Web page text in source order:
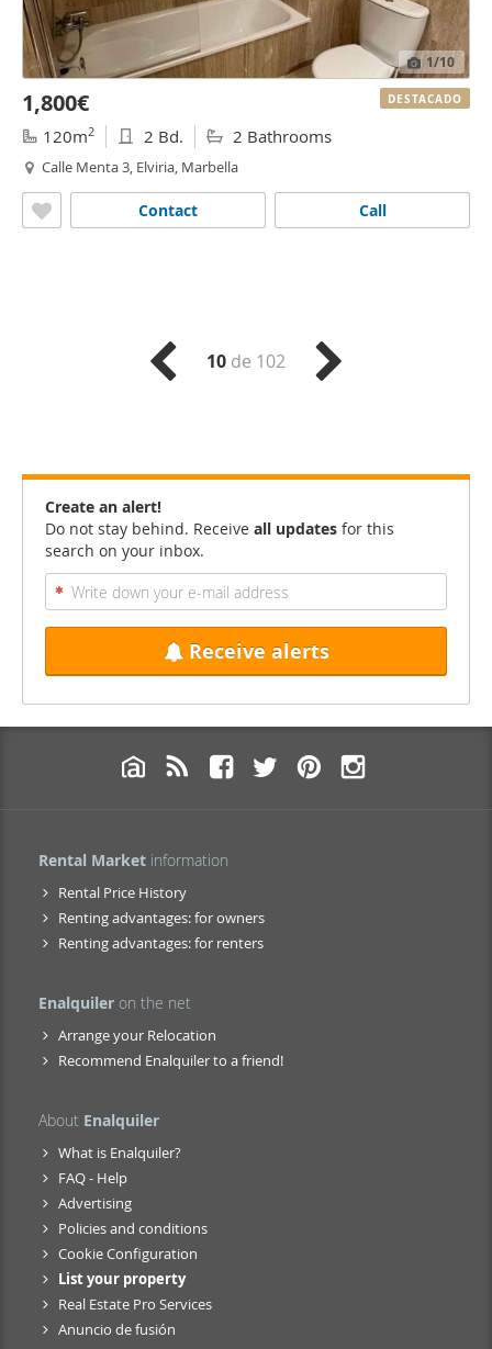
1/10
1,800€
120m2 2 Bd. 2 Bathrooms
Calle Menta 3, Elviria, Marbella
Call
Contact
DESTACADO
10 de 102
Create an alert!
Do not stay behind. Receive all updates for this
search on your inbox.
Receive alerts
Rental Market information
Rental Price History
Renting advantages: for owners
Renting advantages: for renters
Enalquiler on the net
Arrange your Relocation
Recommend Enalquiler to a friend!
About Enalquiler
What is Enalquiler?
FAQ - Help
Advertising
Policies and conditions
Cookie Configuration
List your property
Real Estate Pro Services
Anuncio de fusión